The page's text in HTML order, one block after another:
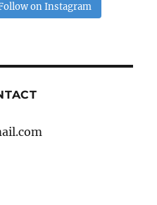
on Instagram